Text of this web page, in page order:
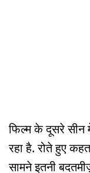
फिल्म के दूसरे सीन
रहा है. रोते हुए
सामने इतनी